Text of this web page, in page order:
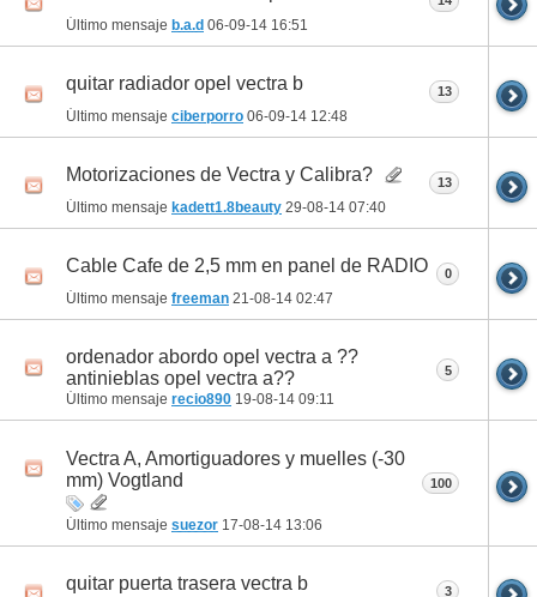
Último mensaje b.a.d 06-09-14 16:51
quitar radiador opel vectra b
Último mensaje ciberporro 06-09-14 12:48
13
Motorizaciones de Vectra y Calibra?
Último mensaje kadett1.8beauty 29-08-14 07:40
13
Cable Cafe de 2,5 mm en panel de RADIO
Último mensaje freeman 21-08-14 02:47
0
ordenador abordo opel vectra a ??
antinieblas opel vectra a??
Último mensaje recio890 19-08-14 09:11
5
Vectra A, Amortiguadores y muelles (-30
mm) Vogtland
Último mensaje suezor 17-08-14 13:06
100
quitar puerta trasera vectra b 3